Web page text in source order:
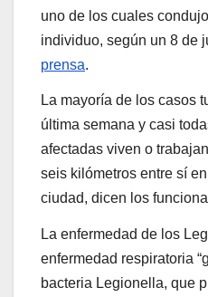
uno de los cuales
individuo, según un 8 de
prensa.
La mayoría de los casos
última semana y casi
afectadas viven o
seis kilómetros entre sí
ciudad, dicen los
La enfermedad de los
enfermedad respiratoria
bacteria Legionella, que